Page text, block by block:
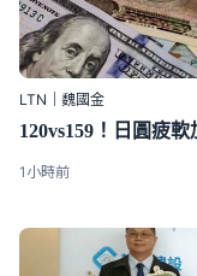
LTN｜魏國金
1小時前